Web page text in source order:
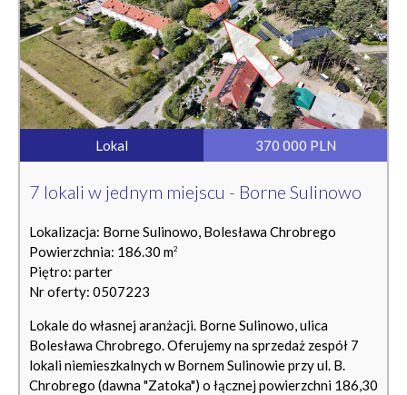
Lokal 370 000 PLN
7 lokali w jednym miejscu - Borne Sulinowo
Lokalizacja: Borne Sulinowo, Bolesława Chrobrego
Powierzchnia: 186.30 m2
Piętro: parter
Nr oferty: 0507223
Lokale do własnej aranżacji. Borne Sulinowo, ulica
Bolesława Chrobrego. Oferujemy na sprzedaż zespół 7
lokali niemieszkalnych w Bornem Sulinowie przy ul. B.
Chrobrego (dawna "Zatoka") o łącznej powierzchni 186,30